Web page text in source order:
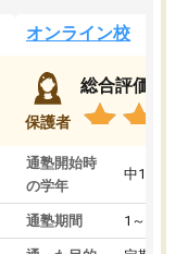
オンライン校
保護者
総合評価
通塾開始時
の学年
中1
通塾期間 1～3ヵ月